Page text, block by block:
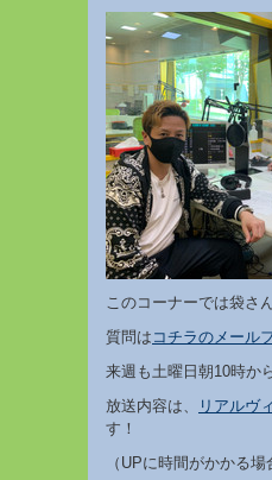
このコーナーでは袋さ
質問は コチラのメール
来週も土曜日朝10時か
放送内容は、
リアルヴ
す！
（UPに時間がかかる場